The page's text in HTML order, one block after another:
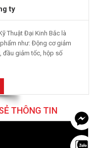
ty
Thuật Đại Kinh Bắc là
như: Động cơ giảm
đầu giảm tốc, hộp số
THÔNG TIN